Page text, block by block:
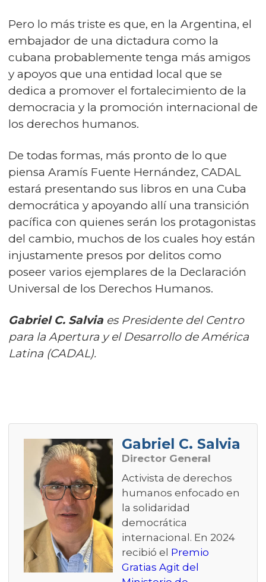
Pero lo más triste es que, en la Argentina, el
embajador de una dictadura como la
cubana probablemente tenga más amigos
y apoyos que una entidad local que se
dedica a promover el fortalecimiento de la
democracia y la promoción internacional de
los derechos humanos.
De todas formas, más pronto de lo que
piensa Aramís Fuente Hernández, CADAL
estará presentando sus libros en una Cuba
democrática y apoyando allí una transición
pacífica con quienes serán los protagonistas
del cambio, muchos de los cuales hoy están
injustamente presos por delitos como
poseer varios ejemplares de la Declaración
Universal de los Derechos Humanos.
Gabriel C. Salvia es Presidente del Centro
para la Apertura y el Desarrollo de América
Latina (CADAL).
Gabriel C. Salvia
Director General
Activista de derechos
humanos enfocado en
la solidaridad
democrática
internacional. En 2024
recibió el Premio
Gratias Agit del